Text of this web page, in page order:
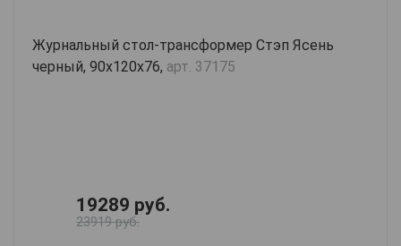
Журнальный стол-трансформер Стэп Ясень
черный, 90х120х76, арт. 37175
19289 руб.
23919 руб.